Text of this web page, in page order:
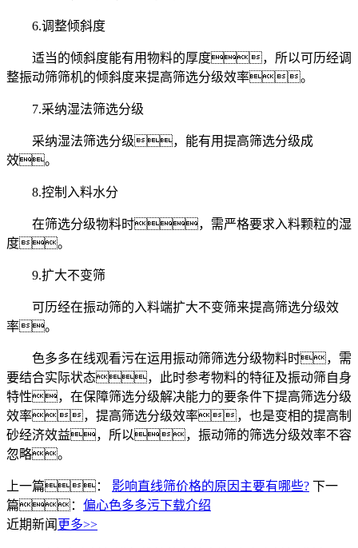
6.调整倾斜度
适当的倾斜度能有用物料的厚度，所以可历经调
整振动筛筛机的倾斜度来提高筛选分级效率。
7.采纳湿法筛选分级
采纳湿法筛选分级，能有用提高筛选分级成
效。
8.控制入料水分
在筛选分级物料时，需严格要求入料颗粒的湿
度。
9.扩大不变筛
可历经在振动筛的入料端扩大不变筛来提高筛选分级效
率。
色多多在线观看污在运用振动筛筛选分级物料时，需
要结合实际状态，此时参考物料的特征及振动筛自身
特性，在保障筛选分级解决能力的要条件下提高筛选分级
效率，提高筛选分级效率，也是变相的提高制
砂经济效益，所以，振动筛的筛选分级效率不容
忽略。
上一篇： 影响直线筛价格的原因主要有哪些? 下一
篇： 偏心色多多污下载介绍
近期新闻 更多>>